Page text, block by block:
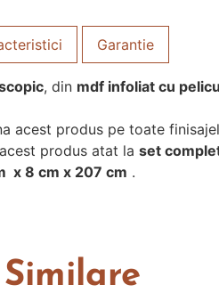
Garantie
, din mdf infoliat cu
acest produs pe toate
produs atat la set
x 8 cm x 207 cm .
Similare